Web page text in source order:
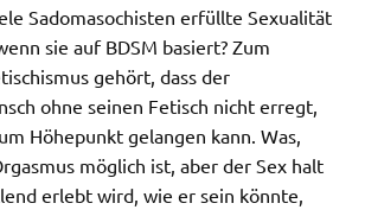
Sadomasochisten erfüllte Sexualität
sie auf BDSM basiert? Zum
gehört, dass der
ohne seinen Fetisch nicht erregt,
Höhepunkt gelangen kann. Was,
möglich ist, aber der Sex halt
erlebt wird, wie er sein könnte,